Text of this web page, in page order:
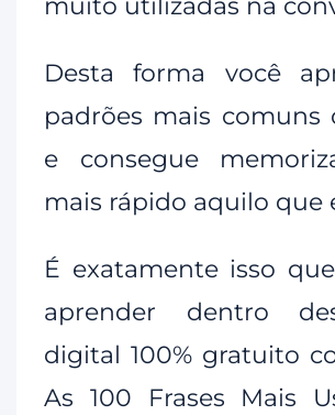
muito utilizadas na
Desta forma você
padrões mais comuns
e consegue
mais rápido aquilo que
É exatamente isso
aprender dentro
digital 100% gratuito
As 100 Frases Mais